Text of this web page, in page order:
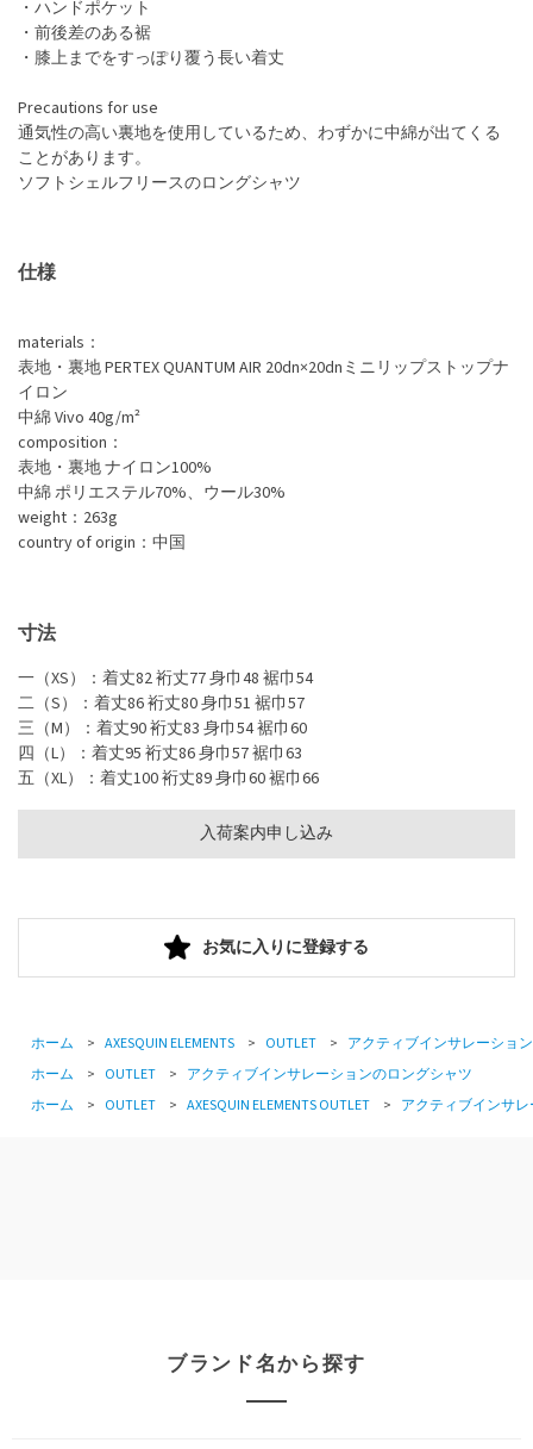
入荷案内申し込み
・ハンドポケット
・前後差のある裾
・膝上までをすっぽり覆う長い着丈
Precautions for use
通気性の高い裏地を使用しているため、わずかに中綿が出てくる
ことがあります。
ソフトシェルフリースのロングシャツ
仕様
materials：
表地・裏地 PERTEX QUANTUM AIR 20dn×20dnミニリップストップナ
イロン
中綿 Vivo 40g/m²
composition：
表地・裏地 ナイロン100%
中綿 ポリエステル70%、ウール30%
weight：263g
country of origin：中国
寸法
一（XS）：着丈82 裄丈77 身巾48 裾巾54
二（S）：着丈86 裄丈80 身巾51 裾巾57
三（M）：着丈90 裄丈83 身巾54 裾巾60
四（L）：着丈95 裄丈86 身巾57 裾巾63
五（XL）：着丈100 裄丈89 身巾60 裾巾66
お気に入りに登録する
ホーム > AXESQUIN ELEMENTS > OUTLET > アクティブインサレーショ
ホーム
> OUTLET > アクティブインサレーションのロングシャツ
ホーム
> OUTLET > AXESQUIN ELEMENTS OUTLET > アクティブインサ
ブランド名から探す